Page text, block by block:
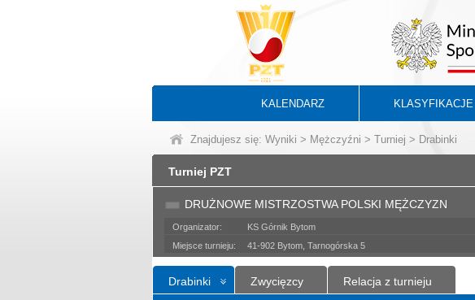
KALENDARZ KLASYFIKACJE
Znajdujesz się: Wyniki > Mężczyźni > Turniej > Drabinki
Turniej PZT
DRUŻNOWE MISTRZOSTWA POLSKI MĘŻCZYZN
Organizator:
KS Górnik Bytom
Miejsce turnieju:
41-902 Bytom, Tarnogórska 5
Drabinki Zwycięzcy Relacja z turnieju